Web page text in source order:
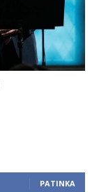
PATINKA